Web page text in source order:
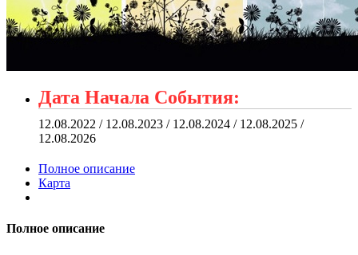
Дата Начала События:
12.08.2022 / 12.08.2023 / 12.08.2024 / 12.08.2025 /
12.08.2026
Полное описание
Карта
Полное описание